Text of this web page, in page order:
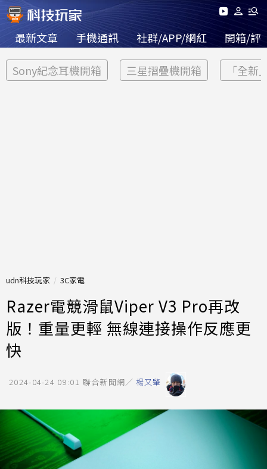
最新文章 手機通訊 社群/APP/網紅 開箱/評
Sony紀念耳機開箱 三星摺疊機開箱 「全新
udn科技玩家 3C家電
Razer電競滑鼠Viper V3 Pro再改
版！重量更輕 無線連接操作反應更
快
2024-04-24 09:01 聯合新聞網／ 楊又肇